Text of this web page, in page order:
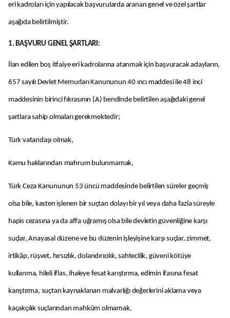
eri kadroları için yapılacak başvurularda aranan genel ve özel şartlar
aşağıda belirtilmiştir.
1. BAŞVURU GENEL ŞARTLARI:
İlan edilen boş itfaiye eri kadrolarına atanmak için başvuracak adayların,
657 sayılı Devlet Memurları Kanununun 40 ıncı maddesi ile 48 inci
maddesinin birinci fıkrasının (A) bendinde belirtilen aşağıdaki genel
şartlara sahip olmaları gerekmektedir;
Türk vatandaşı olmak,
Kamu haklarından mahrum bulunmamak,
Türk Ceza Kanununun 53 üncü maddesinde belirtilen süreler geçmiş
olsa bile, kasten işlenen bir suçtan dolayı bir yıl veya daha fazla süreyle
hapis cezasına ya da affa uğramış olsa bile devletin güvenliğine karşı
suçlar, Anayasal düzene ve bu düzenin işleyişine karşı suçlar, zimmet,
irtikâp, rüşvet, hırsızlık, dolandırıcılık, sahtecilik, güveni kötüye
kullanma, hileli iflas, ihaleye fesat karıştırma, edimin ifasına fesat
karıştırma, suçtan kaynaklanan malvarlığı değerlerini aklama veya
kaçakçılık suçlarından mahkûm olmamak,